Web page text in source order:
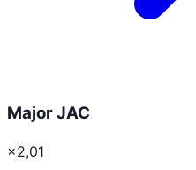
Major JAC
×2,01